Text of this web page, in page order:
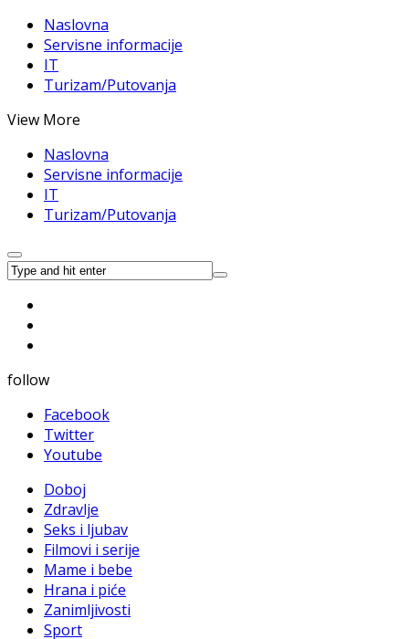
Naslovna
Servisne informacije
IT
Turizam/Putovanja
View More
Naslovna
Servisne informacije
IT
Turizam/Putovanja
follow
Facebook
Twitter
Youtube
Doboj
Zdravlje
Seks i ljubav
Filmovi i serije
Mame i bebe
Hrana i piće
Zanimljivosti
Sport